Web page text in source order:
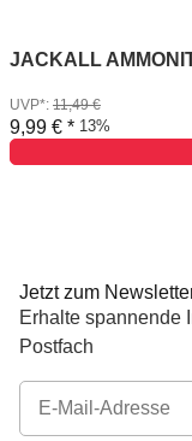
JACKALL
UVP*: 11,49 €
9,99 € * 13%
Jetzt zum
Erhalte spannende
Postfach